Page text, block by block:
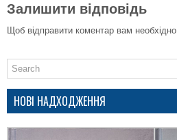
Залишити відповідь
Щоб відправити коментар вам необхідно
НОВІ НАДХОДЖЕННЯ